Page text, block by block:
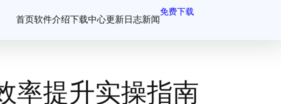
首页软件介绍下载中心更新日志新闻
免费下载
率提升实操指南